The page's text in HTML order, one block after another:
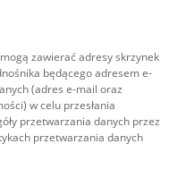
zawierać adresy skrzynek
będącego adresem e-
(adres e-mail oraz
w celu przesłania
przetwarzania danych przez
przetwarzania danych